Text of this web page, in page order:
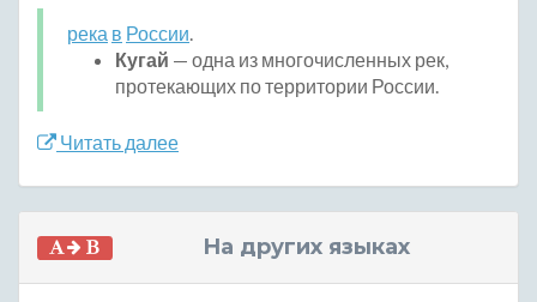
река в России.
Кугай — одна из многочисленных рек,
протекающих по территории России.
Читать далее
На других языках